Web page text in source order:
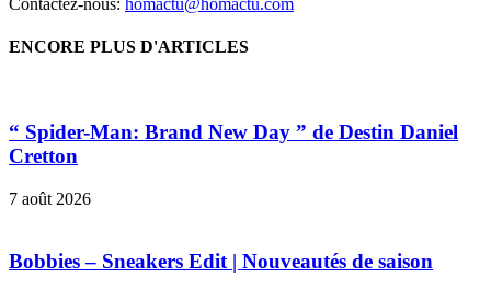
ENCORE PLUS D'ARTICLES
“ Spider-Man: Brand New Day ” de Destin Daniel
Cretton
7 août 2026
Bobbies – Sneakers Edit | Nouveautés de saison